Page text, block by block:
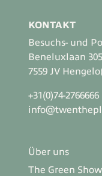
KONTAKT
Besuchs- und
Beneluxlaan 305
7559 JV
+31(0)74-2766666
Über uns
The Green